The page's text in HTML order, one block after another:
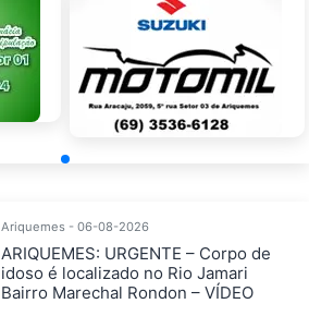
Ariquemes - 06-08-2026
ARIQUEMES: URGENTE – Corpo de
idoso é localizado no Rio Jamari
Bairro Marechal Rondon – VÍDEO